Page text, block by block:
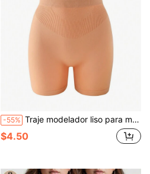
-55% Traje modelador liso para mujer de talla grande
$4.50